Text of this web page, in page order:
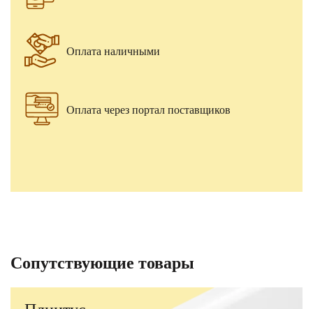
Оплата наличными
Оплата через портал поставщиков
Сопутствующие товары